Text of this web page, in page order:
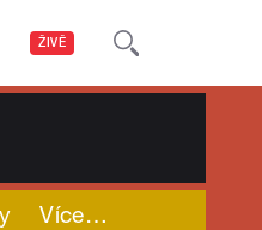
ŽIVĚ
Více…